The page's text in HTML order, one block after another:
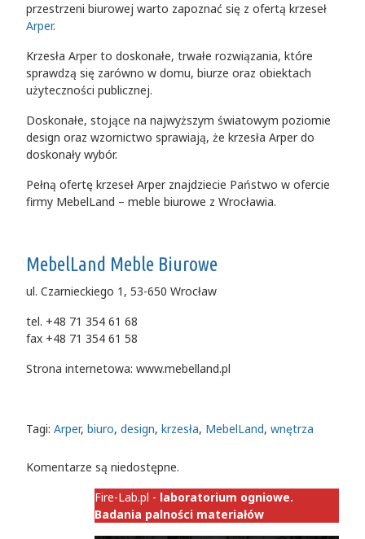
przestrzeni biurowej warto zapoznać się z ofertą krzeseł
Arper.
Krzesła Arper to doskonałe, trwałe rozwiązania, które
sprawdzą się zarówno w domu, biurze oraz obiektach
użyteczności publicznej.
Doskonałe, stojące na najwyższym światowym poziomie
design oraz wzornictwo sprawiają, że krzesła Arper do
doskonały wybór.
Pełną ofertę krzeseł Arper znajdziecie Państwo w ofercie
firmy MebelLand – meble biurowe z Wrocławia.
MebelLand Meble Biurowe
ul. Czarnieckiego 1, 53-650 Wrocław
tel. +48 71 354 61 68
fax +48 71 354 61 58
Strona internetowa: www.mebelland.pl
Tagi: Arper, biuro, design, krzesła, MebelLand, wnętrza
Komentarze są niedostępne.
Fire-Lab.pl - laboratorium ogniowe.
Badania palności materiałów